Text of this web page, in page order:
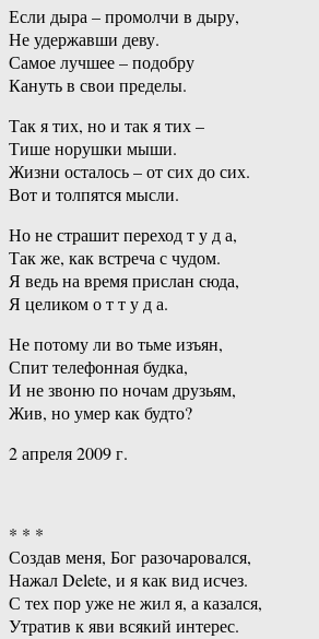
Если дыра – промолчи в дыру,
Не удержавши деву.
Самое лучшее – подобру
Кануть в свои пределы.
Так я тих, но и так я тих –
Тише норушки мыши.
Жизни осталось – от сих до сих.
Вот и толпятся мысли.
Но не страшит переход т у д а,
Так же, как встреча с чудом.
Я ведь на время прислан сюда,
Я целиком о т т у д а.
Не потому ли во тьме изъян,
Спит телефонная будка,
И не звоню по ночам друзьям,
Жив, но умер как будто?
2 апреля 2009 г.
* * *
Создав меня, Бог разочаровался,
Нажал Delete, и я как вид исчез.
С тех пор уже не жил я, а казался,
Утратив к яви всякий интерес.